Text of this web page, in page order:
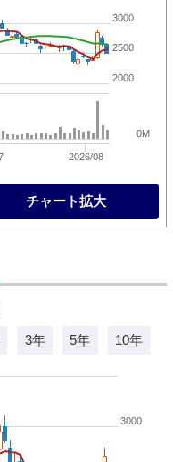
2026/08
2000
2500
3000
0M
チャート拡大
3年 5年 10年
3000